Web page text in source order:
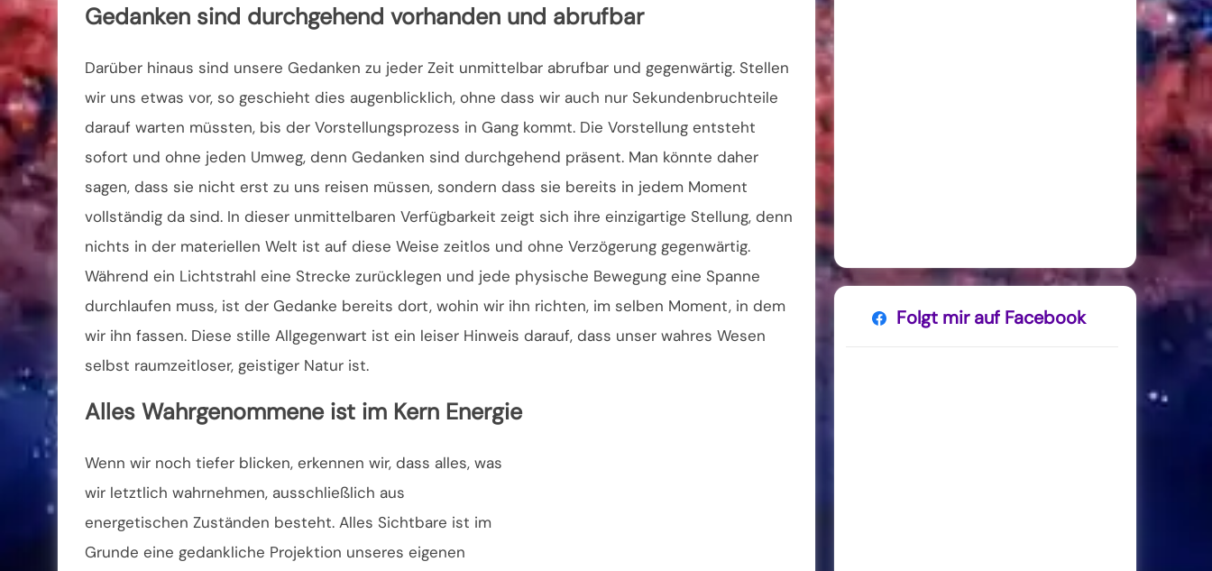
Gedanken sind durchgehend vorhanden und abrufbar
Darüber hinaus sind unsere Gedanken zu jeder Zeit unmittelbar abrufbar und gegenwärtig. Stellen
wir uns etwas vor, so geschieht dies augenblicklich, ohne dass wir auch nur Sekundenbruchteile
darauf warten müssten, bis der Vorstellungsprozess in Gang kommt. Die Vorstellung entsteht
sofort und ohne jeden Umweg, denn Gedanken sind durchgehend präsent. Man könnte daher
sagen, dass sie nicht erst zu uns reisen müssen, sondern dass sie bereits in jedem Moment
vollständig da sind. In dieser unmittelbaren Verfügbarkeit zeigt sich ihre einzigartige Stellung, denn
nichts in der materiellen Welt ist auf diese Weise zeitlos und ohne Verzögerung gegenwärtig.
Während ein Lichtstrahl eine Strecke zurücklegen und jede physische Bewegung eine Spanne
durchlaufen muss, ist der Gedanke bereits dort, wohin wir ihn richten, im selben Moment, in dem
wir ihn fassen. Diese stille Allgegenwart ist ein leiser Hinweis darauf, dass unser wahres Wesen
selbst raumzeitloser, geistiger Natur ist.
Alles Wahrgenommene ist im Kern Energie
Wenn wir noch tiefer blicken, erkennen wir, dass alles, was
wir letztlich wahrnehmen, ausschließlich aus
energetischen Zuständen besteht. Alles Sichtbare ist im
Grunde eine gedankliche Projektion unseres eigenen
Folgt mir auf Facebook